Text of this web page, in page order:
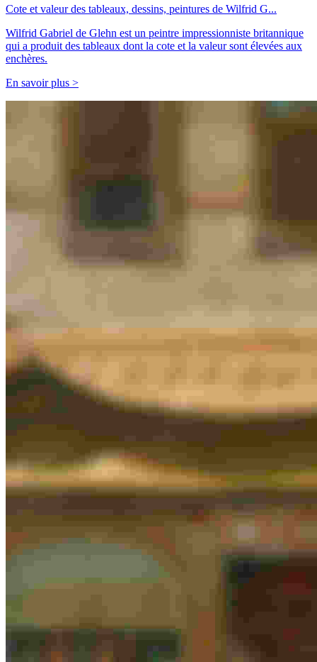
Cote et valeur des tableaux, dessins, peintures de Wilfrid G...
Wilfrid Gabriel de Glehn est un peintre impressionniste britannique
qui a produit des tableaux dont la cote et la valeur sont élevées aux
enchères.
En savoir plus >